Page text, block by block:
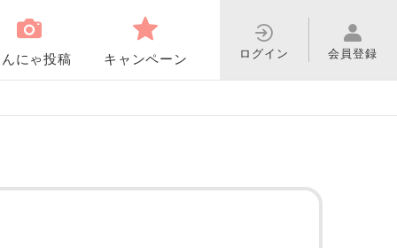
ログイン 会員登録
にゃ投稿 キャンペーン